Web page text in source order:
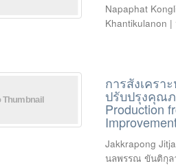
Napaphat
Khantikulanon
การสังเครา
ปรับปรุงคุณภ
Production
Jakkrapong
นลพรรณ ขันติกุ